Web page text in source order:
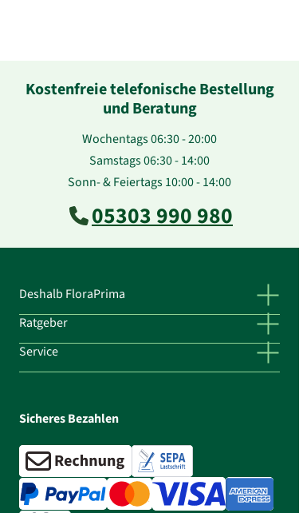
Kostenfreie telefonische Bestellung
und Beratung
Wochentags 06:30 - 20:00
Samstags 06:30 - 14:00
Sonn- & Feiertags 10:00 - 14:00
05303 990 980
Deshalb FloraPrima
Ratgeber
Service
Sicheres Bezahlen